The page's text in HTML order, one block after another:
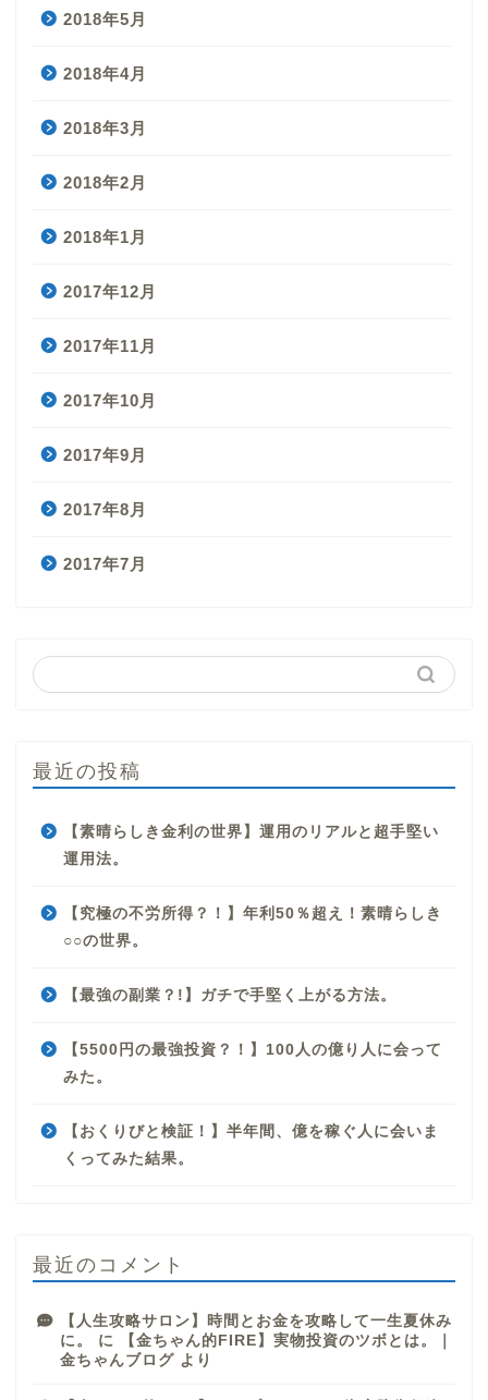
2018年5月
2018年4月
2018年3月
2018年2月
2018年1月
2017年12月
2017年11月
2017年10月
2017年9月
2017年8月
2017年7月
最近の投稿
【素晴らしき金利の世界】運用のリアルと超手堅い
運用法。
【究極の不労所得？！】年利50％超え！素晴らしき
○○の世界。
【最強の副業？!】ガチで手堅く上がる方法。
【5500円の最強投資？！】100人の億り人に会って
みた。
【おくりびと検証！】半年間、億を稼ぐ人に会いま
くってみた結果。
最近のコメント
【人生攻略サロン】時間とお金を攻略して一生夏休み
に。
に
【金ちゃん的FIRE】実物投資のツボとは。｜
金ちゃんブログ より